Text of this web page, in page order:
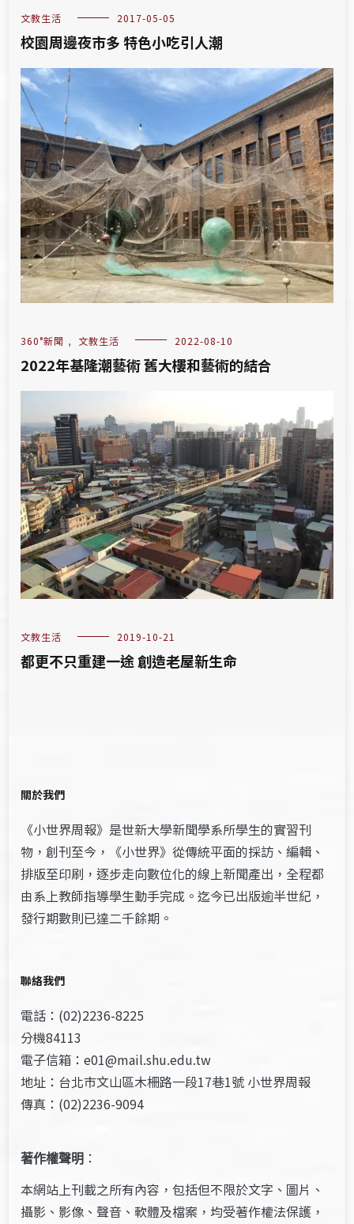
文教生活 2017-05-05
校園周邊夜市多 特色小吃引人潮
360°新聞 , 文教生活 2022-08-10
2022年基隆潮藝術 舊大樓和藝術的結合
文教生活 2019-10-21
都更不只重建一途 創造老屋新生命
關於我們
《小世界周報》是世新大學新聞學系所學生的實習刊
物，創刊至今，《小世界》從傳統平面的採訪、編輯、
排版至印刷，逐步走向數位化的線上新聞產出，全程都
由系上教師指導學生動手完成。迄今已出版逾半世紀，
發行期數則已達二千餘期。
聯絡我們
電話：(02)2236-8225
分機84113
電子信箱：e01@mail.shu.edu.tw
地址：台北市文山區木柵路一段17巷1號 小世界周報
傳真：(02)2236-9094
著作權聲明 ：
本網站上刊載之所有內容，包括但不限於文字、圖片、
攝影、影像、聲音、軟體及檔案，均受著作權法保護，